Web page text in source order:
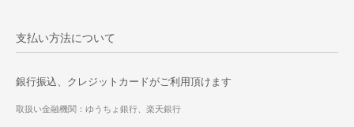
支払い方法について
銀行振込、クレジットカードがご利用頂けます
取扱い金融機関：ゆうちょ銀行、楽天銀行